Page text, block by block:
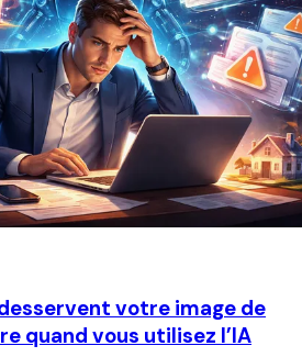
votre image de
quand vous utilisez l’IA